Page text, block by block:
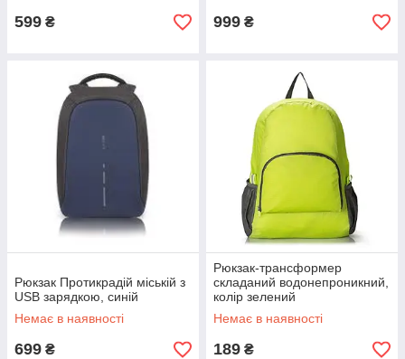
599 ₴ 999 ₴
Рюкзак Протикрадій міській з
USB зарядкою, синій
Немає в наявності
699 ₴
Рюкзак-трансформер
складаний водонепроникний,
колір зелений
Немає в наявності
189 ₴